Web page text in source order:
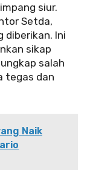
siur.
Setda,
diberikan. Ini
sikap
salah
tegas dan
Naik